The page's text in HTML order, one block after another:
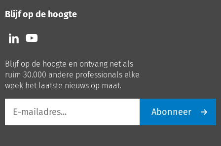
Blijf op de hoogte
Volg
ons
LinkedIn
Volg
ons
Youtube
Blijf op de hoogte en ontvang net als
ruim 30.000 andere professionals elke
week het laatste nieuws op maat.
mailadres
Abonneer